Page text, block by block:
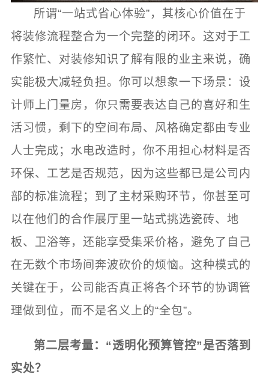
所谓“一站式省心体验”，其核心价值在于
将装修流程整合为一个完整的闭环。这对于工
作繁忙、对装修知识了解有限的业主来说，确
实能极大减轻负担。你可以想象一下场景：设
计师上门量房，你只需要表达自己的喜好和生
活习惯，剩下的空间布局、风格确定都由专业
人士完成；水电改造时，你不用担心材料是否
环保、工艺是否规范，因为这些都已是公司内
部的标准流程；到了主材采购环节，你甚至可
以在他们的合作展厅里一站式挑选瓷砖、地
板、卫浴等，还能享受集采价格，避免了自己
在无数个市场间奔波砍价的烦恼。这种模式的
关键在于，公司能否真正将各个环节的协调管
理做到位，而不是名义上的“全包”。
第二层考量：“透明化预算管控”是否落到
实处？